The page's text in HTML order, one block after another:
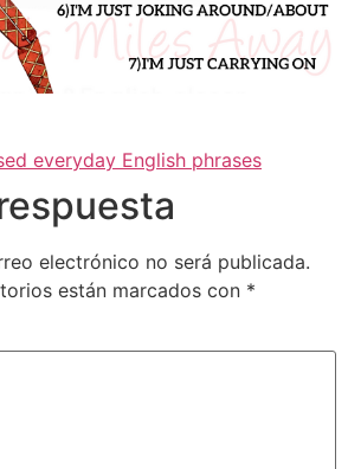
everyday English phrases
electrónico no será publicada.
están marcados con *